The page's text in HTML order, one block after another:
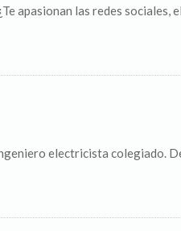
apasionan las redes sociales,
electricista colegiado.